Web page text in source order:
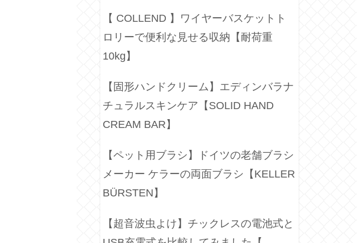
【 COLLEND 】ワイヤーバスケットト
ロリーで便利な見せる収納【耐荷重
10kg】
【固形ハンドクリーム】エディンバラナ
チュラルスキンケア【SOLID HAND
CREAM BAR】
【ペット用ブラシ】ドイツの老舗ブラシ
メーカー ケラーの両面ブラシ【KELLER
BÜRSTEN】
【超音波虫よけ】チックレスの電池式と